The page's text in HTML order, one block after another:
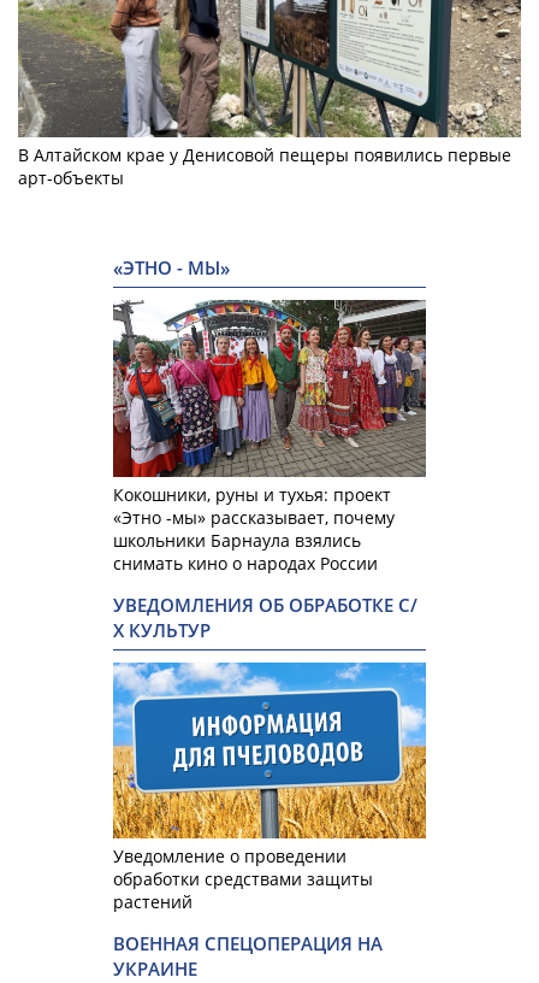
В Алтайском крае у Денисовой пещеры появились первые
арт-объекты
«ЭТНО - МЫ»
Кокошники, руны и тухья: проект
«Этно -мы» рассказывает, почему
школьники Барнаула взялись
снимать кино о народах России
УВЕДОМЛЕНИЯ ОБ ОБРАБОТКЕ С/
Х КУЛЬТУР
Уведомление о проведении
обработки средствами защиты
растений
ВОЕННАЯ СПЕЦОПЕРАЦИЯ НА
УКРАИНЕ